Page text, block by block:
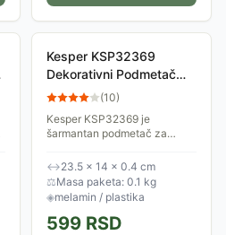
Kesper KSP32369
Dekorativni Podmetač
Coffee Owl
(10)
Kesper KSP32369 je
šarmantan podmetač za
Sa modernim dizajnom i
motivom mudre sove, ovaj
podmetač će uneti dozu...
↔23.5 × 14 × 0.4 cm
⚖Masa paketa: 0.1 kg
◈melamin / plastika
599 RSD